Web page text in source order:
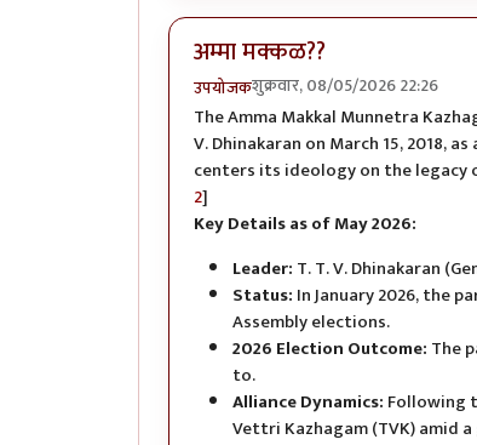
अम्मा मक्कळ??
उपयोजकशुक्रवार, 08/05/2026 22:26
The Amma Makkal Munnetra
V. Dhinakaran on March 15, 2018,
centers its ideology on the legacy
2]
Key Details as of May 2026:
Leader: T. T. V. Dhinakaran
Status: In January 2026, the
Assembly elections.
2026 Election Outcome: The
to.
Alliance Dynamics: Following
Vettri Kazhagam (TVK) amid